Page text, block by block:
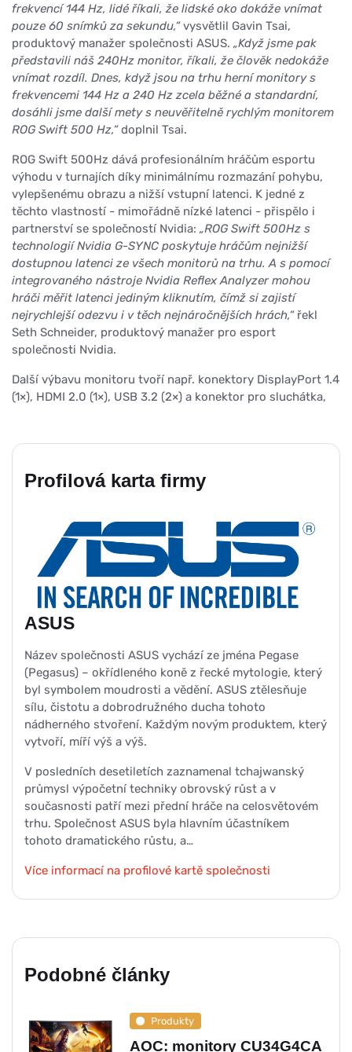
frekvencí 144 Hz, lidé říkali, že lidské oko dokáže vnímat
pouze 60 snímků za sekundu,“vysvětlil Gavin Tsai,
produktový manažer společnosti ASUS. „Když jsme pak
představili náš 240Hz monitor, říkali, že člověk nedokáže
vnímat rozdíl. Dnes, když jsou na trhu herní monitory s
frekvencemi 144 Hz a 240 Hz zcela běžné a standardní,
dosáhli jsme další mety s neuvěřitelně rychlým monitorem
ROG Swift 500 Hz,“doplnil Tsai.
ROG Swift 500Hz dává profesionálním hráčům esportu
výhodu v turnajích díky minimálnímu rozmazání pohybu,
vylepšenému obrazu a nižší vstupní latenci. K jedné z
těchto vlastností - mimořádně nízké latenci - přispělo i
partnerství se společností Nvidia: „ROG Swift 500Hz s
technologií Nvidia G-SYNC poskytuje hráčům nejnižší
dostupnou latenci ze všech monitorů na trhu. A s pomocí
integrovaného nástroje Nvidia Reflex Analyzer mohou
hráči měřit latenci jediným kliknutím, čímž si zajistí
nejrychlejší odezvu i v těch nejnáročnějších hrách,“řekl
Seth Schneider, produktový manažer pro esport
společnosti Nvidia.
Další výbavu monitoru tvoří např. konektory DisplayPort 1.4
(1×), HDMI 2.0 (1×), USB 3.2 (2×) a konektor pro sluchátka,
Profilová karta firmy
ASUS
Název společnosti ASUS vychází ze jména Pegase
(Pegasus) – okřídleného koně z řecké mytologie, který
byl symbolem moudrosti a vědění. ASUS ztělesňuje
sílu, čistotu a dobrodružného ducha tohoto
nádherného stvoření. Každým novým produktem, který
vytvoří, míří výš a výš.
V posledních desetiletích zaznamenal tchajwanský
průmysl výpočetní techniky obrovský růst a v
současnosti patří mezi přední hráče na celosvětovém
trhu. Společnost ASUS byla hlavním účastníkem
tohoto dramatického růstu, a…
Více informací na profilové kartě společnosti
Podobné články
Produkty
AOC: monitory CU34G4CA